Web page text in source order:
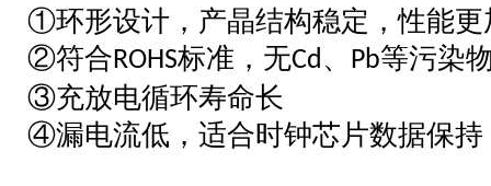
①环形设计，产晶结构稳定，性能更
②符合ROHS标准，无Cd、 Pb等污染
③充放电循环寿命长
④漏电流低，适合时钟芯片数据保持